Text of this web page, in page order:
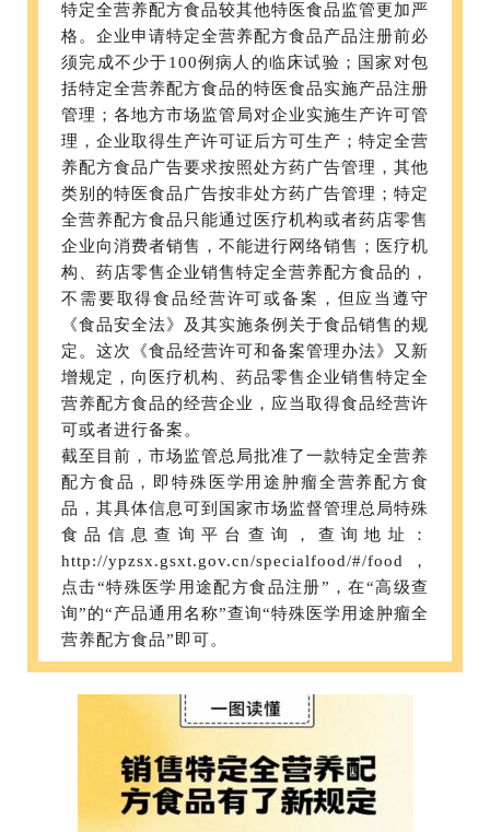
特定全营养配方食品较其他特医食品监管更加严
格。企业申请特定全营养配方食品产品注册前必
须完成不少于100例病人的临床试验；国家对包
括特定全营养配方食品的特医食品实施产品注册
管理；各地方市场监管局对企业实施生产许可管
理，企业取得生产许可证后方可生产；特定全营
养配方食品广告要求按照处方药广告管理，其他
类别的特医食品广告按非处方药广告管理；特定
全营养配方食品只能通过医疗机构或者药店零售
企业向消费者销售，不能进行网络销售；医疗机
构、药店零售企业销售特定全营养配方食品的，
不需要取得食品经营许可或备案，但应当遵守
《食品安全法》及其实施条例关于食品销售的规
定。这次《食品经营许可和备案管理办法》又新
增规定，向医疗机构、药品零售企业销售特定全
营养配方食品的经营企业，应当取得食品经营许
可或者进行备案。
截至目前，市场监管总局批准了一款特定全营养
配方食品，即特殊医学用途肿瘤全营养配方食
品，其具体信息可到国家市场监督管理总局特殊
食品信息查询平台查询，查询地址：
http://ypzsx.gsxt.gov.cn/specialfood/#/food，
点击“特殊医学用途配方食品注册”，在“高级查
询”的“产品通用名称”查询“特殊医学用途肿瘤全
营养配方食品”即可。